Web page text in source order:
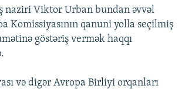
KITABXANASI
STANDARTLARIMIZ
ISTIFADƏ
saytları
naziri Viktor Urban bundan əvvəl
Komissiyasının qanuni yolla seçilmiş
göstəriş vermək haqqı
və digər Avropa Birliyi orqanları